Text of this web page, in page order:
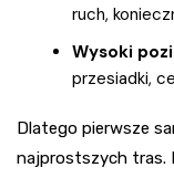
ruch,
Wysoki
przesiadki,
Dlatego pierwsze
najprostszych tras.